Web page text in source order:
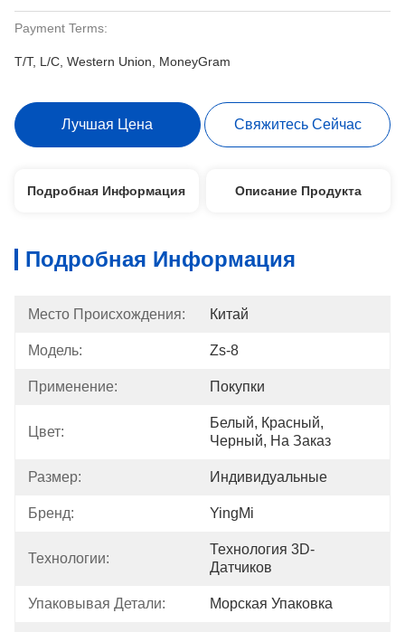
Payment Terms:
T/T, L/C, Western Union, MoneyGram
Лучшая Цена Свяжитесь Сейчас
Подробная Информация Описание Продукта
Подробная Информация
Место Происхождения: Китай
Модель: Zs-8
Применение: Покупки
Цвет:
Белый, Красный,
Черный, На Заказ
Размер: Индивидуальные
Бренд: YingMi
Технологии:
Технология 3D-
Датчиков
Упаковывая Детали: Морская Упаковка